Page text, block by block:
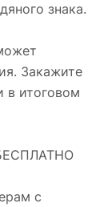
знака.
Закажите
в итоговом
с